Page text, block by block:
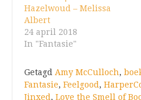
Hazelwoud – Melissa
Albert
24 april 2018
In "Fantasie"
Getagd Amy McCulloch,
Fantasie, Feelgood ,
Jinxed , Love the Smell of